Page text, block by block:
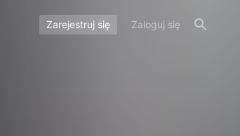
Zarejestruj się Zaloguj się